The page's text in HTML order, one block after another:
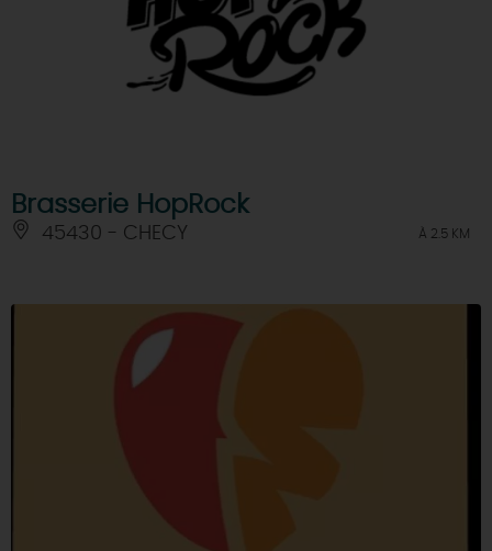
Brasserie HopRock
45430 - CHECY À 2.5 KM